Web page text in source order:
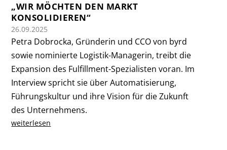
„WIR MÖCHTEN DEN MARKT
KONSOLIDIEREN“
26.09.2025
Petra Dobrocka, Gründerin und CCO von byrd
sowie nominierte Logistik-Managerin, treibt die
Expansion des Fulfillment-Spezialisten voran. Im
Interview spricht sie über Automatisierung,
Führungskultur und ihre Vision für die Zukunft
des Unternehmens.
weiterlesen